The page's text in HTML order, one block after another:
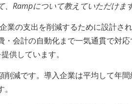
、Rampについて教えていただけま
業の支出を削減するために設計さ
会計の自動化まで一気通貫で対
供しています。
減です。導入企業は平均して年